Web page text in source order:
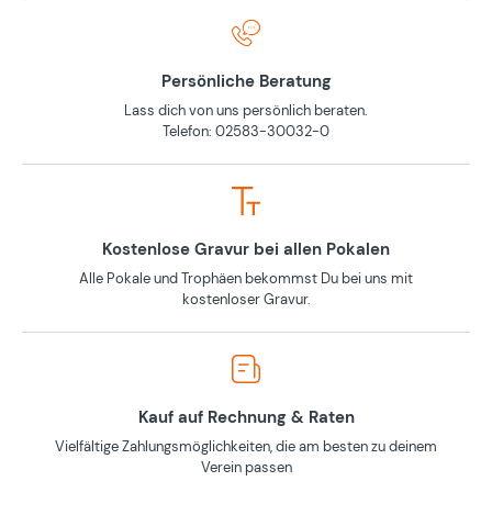
Persönliche Beratung
Lass dich von uns persönlich beraten.
Telefon: 02583-30032-0
Kostenlose Gravur bei allen Pokalen
Alle Pokale und Trophäen bekommst Du bei uns mit
kostenloser Gravur.
Kauf auf Rechnung & Raten
Vielfältige Zahlungsmöglichkeiten, die am besten zu deinem
Verein passen